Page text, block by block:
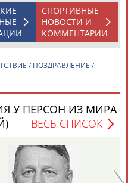
СПОРТИВНЫЕ
НОВОСТИ И
КОММЕНТАРИИ
/ ПОЗДРАВЛЕНИЕ /
У ПЕРСОН ИЗ МИРА
ВЕСЬ СПИСОК